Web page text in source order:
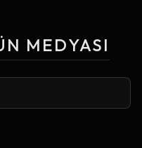
MEDYASI